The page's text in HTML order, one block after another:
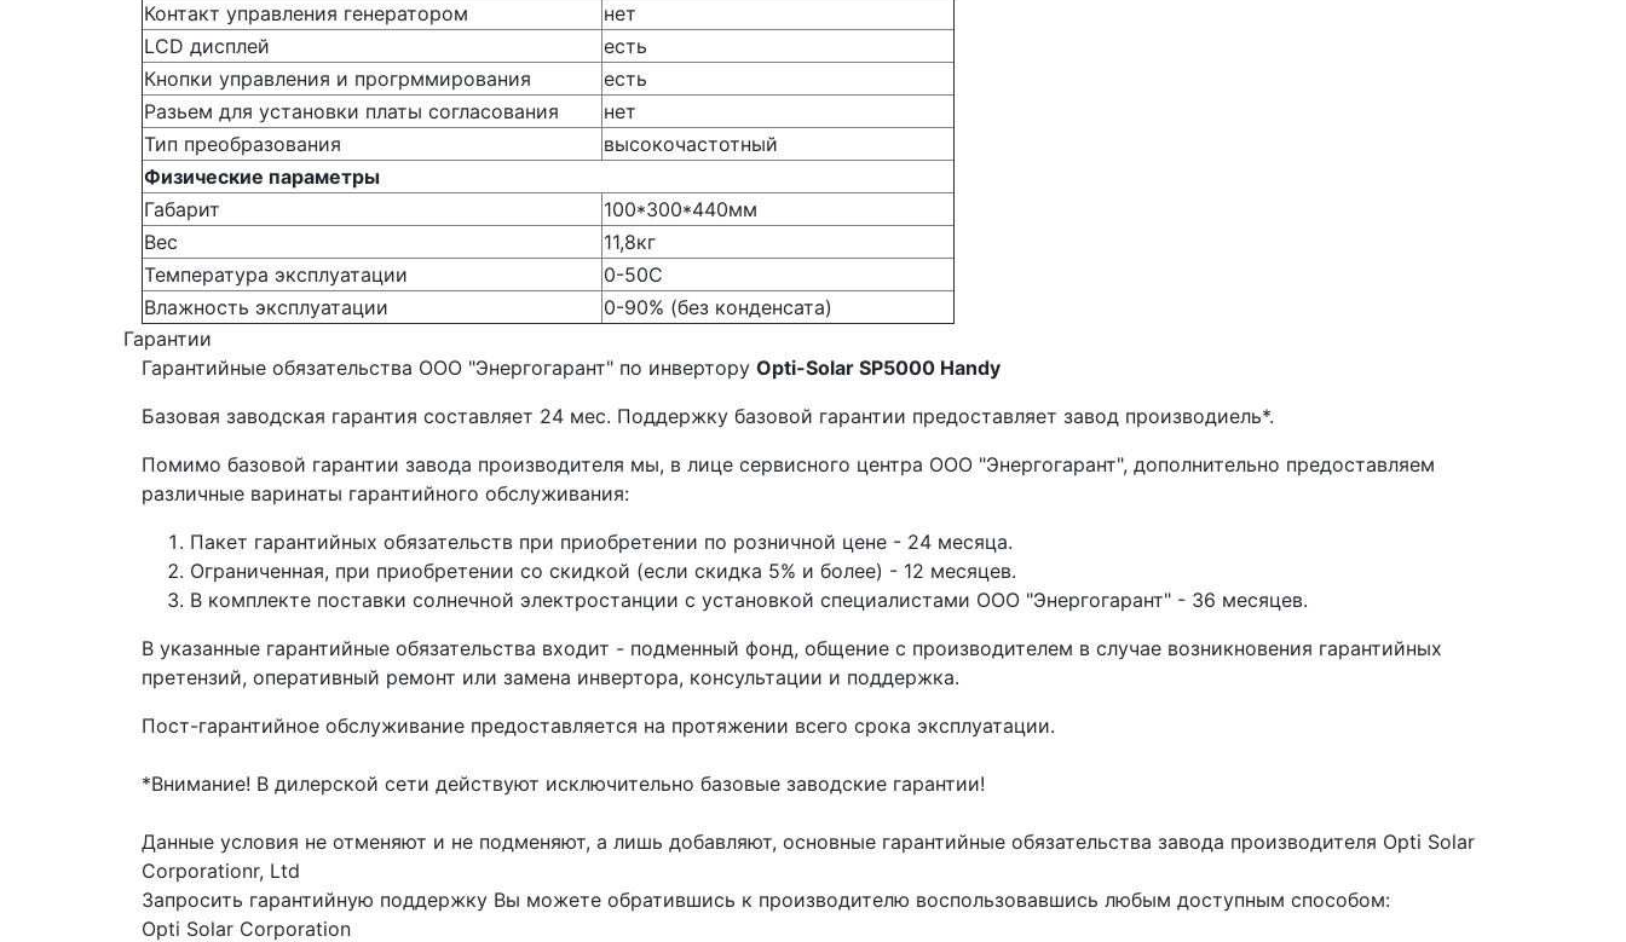
Контакт управления генератором
нет
LCD дисплей
есть
Кнопки управления и прогрммирования
есть
Разьем для установки платы согласования
нет
Тип преобразования
высокочастотный
Физические параметры
Габарит
100*300*440мм
Вес
11,8кг
Температура эксплуатации
0-50С
Влажность эксплуатации
0-90% (без конденсата)
Гарантии
Гарантийные обязательства ООО "Энергогарант" по инвертору Opti-Solar SP5000 Handy
Базовая заводская гарантия составляет 24 мес. Поддержку базовой гарантии предоставляет завод производиель*.
Помимо базовой гарантии завода производителя мы, в лице сервисного центра ООО "Энергогарант", дополнительно предоставляем
различные варинаты гарантийного обслуживания:
Пакет гарантийных обязательств при приобретении по розничной цене - 24 месяца.
Ограниченная, при приобретении со скидкой (если скидка 5% и более) - 12 месяцев.
В комплекте поставки солнечной электростанции с установкой специалистами ООО "Энергогарант" - 36 месяцев.
В указанные гарантийные обязательства входит - подменный фонд, общение с производителем в случае возникновения гарантийных
претензий, оперативный ремонт или замена инвертора, консультации и поддержка.
Пост-гарантийное обслуживание предоставляется на протяжении всего срока эксплуатации.
*Внимание! В дилерской сети действуют исключительно базовые заводские гарантии!
Данные условия не отменяют и не подменяют, а лишь добавляют, основные гарантийные обязательства завода производителя Оpti Solar
Corporationr, Ltd
Запросить гарантийную поддержку Вы можете обратившись к производителю воспользовавшись любым доступным способом:
Оpti Solar Corporation